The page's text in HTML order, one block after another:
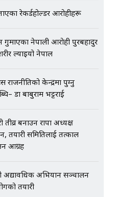
रेकर्डहोल्डर आरोहीहरू
गुमाएका नेपाली आरोही पुरबहादुर
ल्याइयो नेपाल
राजनीतिको केन्द्रमा पुग्नु
डा बाबुराम भट्टराई
बनाउन राप्रपा अध्यक्ष
तयारी समितिलाई तत्काल
आग्रह
अद्यावधिक अभियान सञ्चालन
तयारी